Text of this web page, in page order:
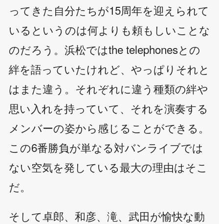
ってきた自分たちが15周年を迎えられて
いるというのは何よりも頼もしいことな
のだろう。浜松ではthe telephonesとの
絆を語っていたけれど、やっぱりそれと
はまた違う。それぞれに違う種類の絆や
思い入れを持っていて、それを演奏する
メンバーの姿から感じることができる。
この6番勝負が単なる対バンライブでは
ない空気を発している最大の理由はそこ
だ。
そして卓郎、和彦、滝、武田が愉快な動